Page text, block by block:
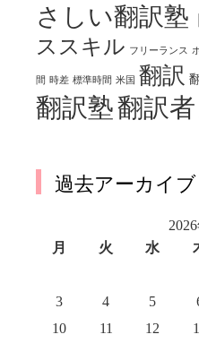
さしい翻訳塾
ススキル フリーランス
間 時差 標準時間 米国 翻訳
翻訳塾翻訳者
過去アーカイブ
月
火 水
3
4 5
10
11 12